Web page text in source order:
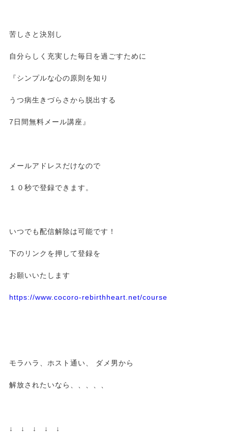
苦しさと決別し
自分らしく充実した毎日を過ごすために
『シンプルな心の原則を知り
うつ病生きづらさから脱出する
7日間無料メール講座』
メールアドレスだけなので
１０秒で登録できます。
いつでも配信解除は可能です！
下のリンクを押して登録を
お願いいたします
https://www.cocoro-rebirthheart.net/course
モラハラ、ホスト通い、 ダメ男から
解放されたいなら、、、、、
↓ ↓ ↓ ↓ ↓